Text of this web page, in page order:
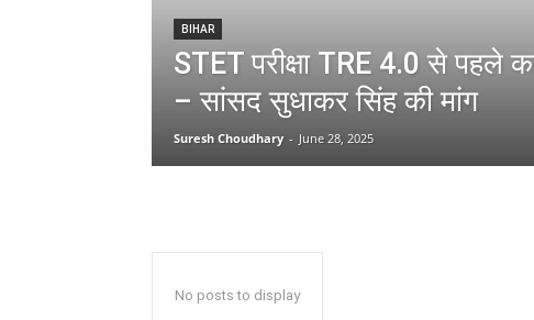
BIHAR
STET परीक्षा TRE 4.0 से पहले
– सांसद सुधाकर सिंह की मांग
Suresh Choudhary - June 28, 2025
No posts to display